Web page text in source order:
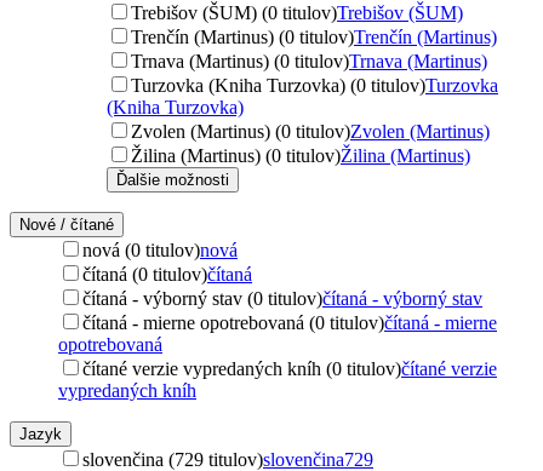
Trebišov (ŠUM) (0 titulov)Trebišov (ŠUM)
Trenčín (Martinus) (0 titulov)Trenčín (Martinus)
Trnava (Martinus) (0 titulov)Trnava (Martinus)
Turzovka (Kniha Turzovka) (0 titulov)Turzovka
(Kniha Turzovka)
Zvolen (Martinus) (0 titulov)Zvolen (Martinus)
Žilina (Martinus) (0 titulov)Žilina (Martinus)
Ďalšie možnosti
Nové / čítané
nová (0 titulov)nová
čítaná (0 titulov)čítaná
čítaná - výborný stav (0 titulov)čítaná - výborný stav
čítaná - mierne opotrebovaná (0 titulov)čítaná - mierne
opotrebovaná
čítané verzie vypredaných kníh (0 titulov)čítané verzie
vypredaných kníh
Jazyk
slovenčina (729 titulov)slovenčina729